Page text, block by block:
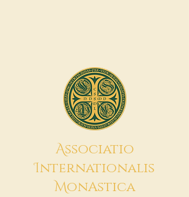
Associatio
Internationalis
MonAstica